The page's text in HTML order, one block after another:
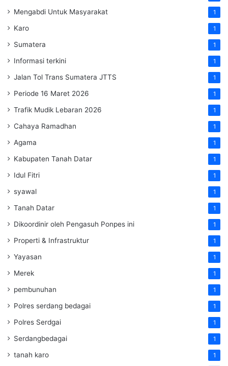
Mengabdi Untuk Masyarakat 1
Karo 1
Sumatera 1
Informasi terkini 1
Jalan Tol Trans Sumatera JTTS 1
Periode 16 Maret 2026 1
Trafik Mudik Lebaran 2026 1
Cahaya Ramadhan 1
Agama 1
Kabupaten Tanah Datar 1
Idul Fitri 1
syawal 1
Tanah Datar 1
Dikoordinir oleh Pengasuh Ponpes ini 1
Properti & Infrastruktur 1
Yayasan 1
Merek 1
pembunuhan 1
Polres serdang bedagai 1
Polres Serdgai 1
Serdangbedagai 1
tanah karo 1